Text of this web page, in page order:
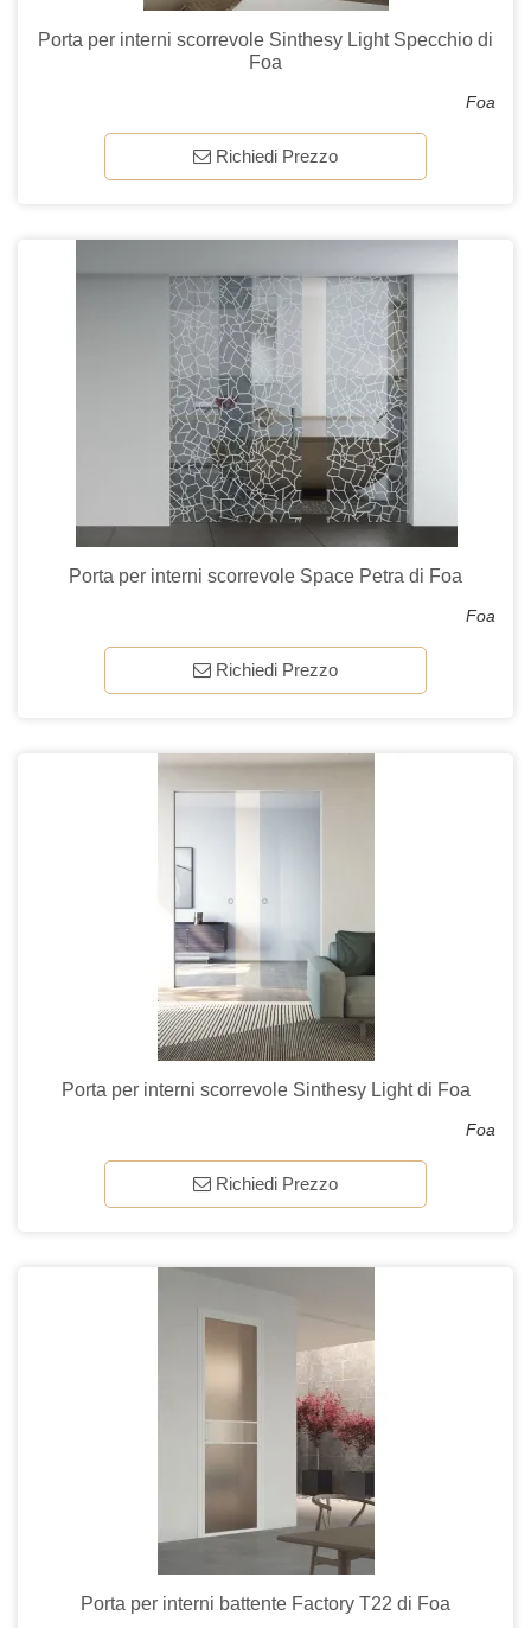
Porta per interni scorrevole Sinthesy Light Specchio di
Foa
Foa
Richiedi Prezzo
Porta per interni scorrevole Space Petra di Foa
Foa
Richiedi Prezzo
Porta per interni scorrevole Sinthesy Light di Foa
Foa
Richiedi Prezzo
Porta per interni battente Factory T22 di Foa